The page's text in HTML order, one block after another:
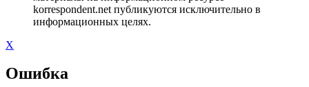
korrespondent.net публикуются исключительно в
информационных целях.
X
Ошибка